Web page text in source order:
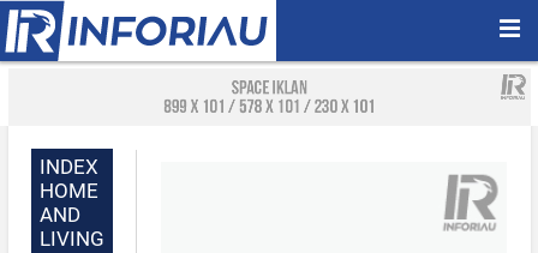
INDEX
HOME
AND
LIVING